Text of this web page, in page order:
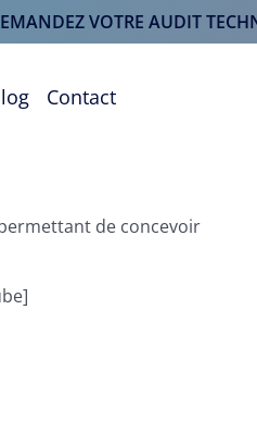
VOTRE AUDIT
Contact
de concevoir